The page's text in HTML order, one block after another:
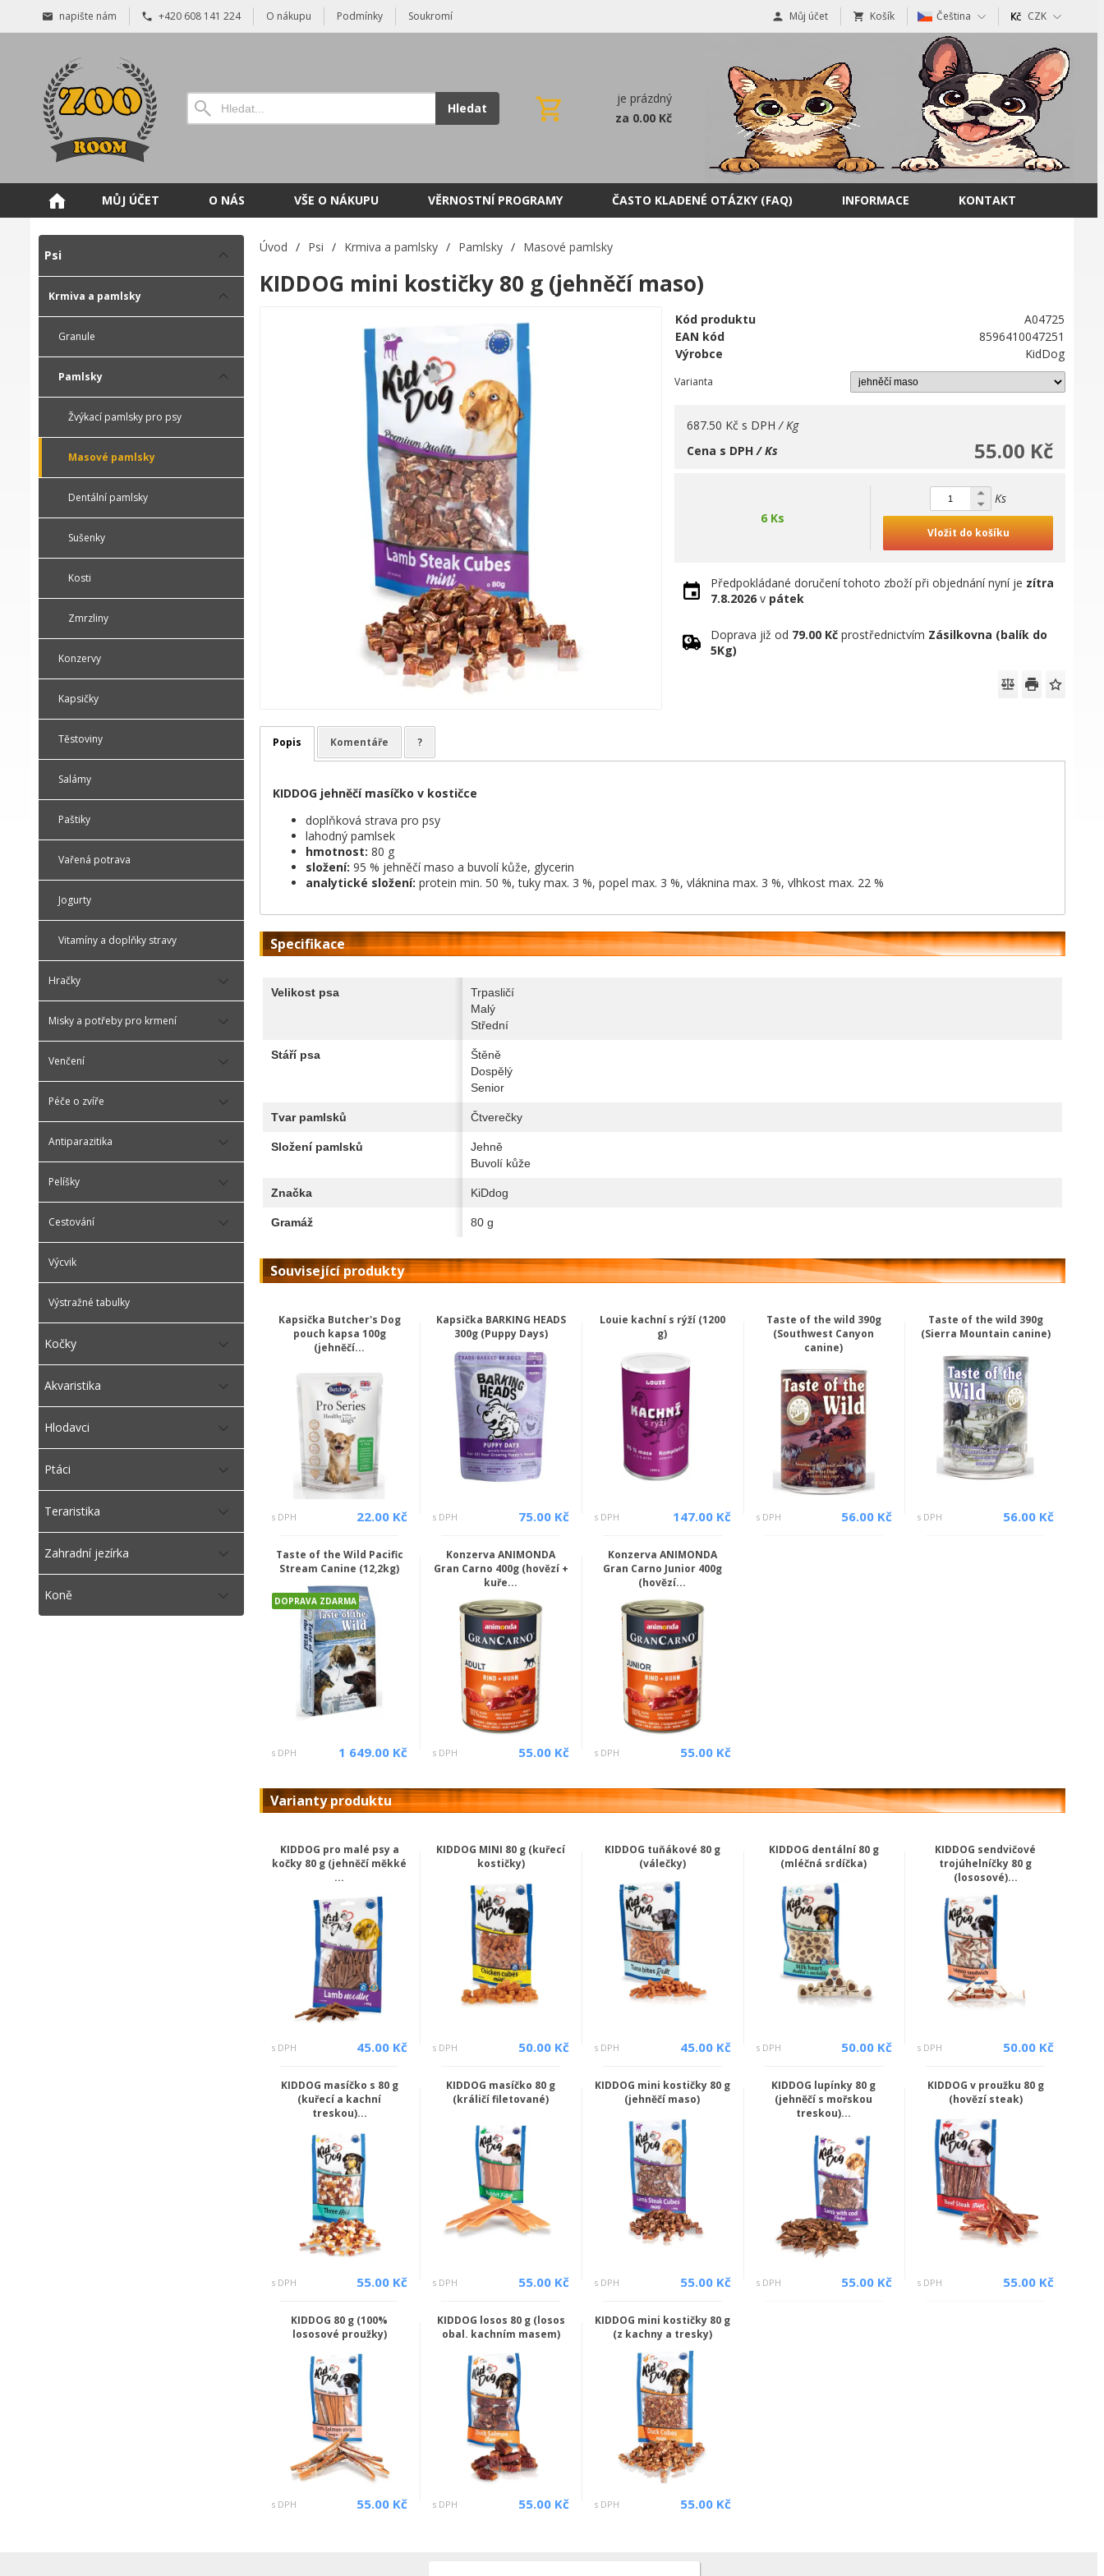
napište nám +420 608 141 224 O nákupu Podmínky Soukromí Můj účet Košík Čeština CZK
Hledat
je prázdný
za 0.00 Kč
MŮJ ÚČET O NÁS VŠE O NÁKUPU VĚRNOSTNÍ PROGRAMY ČASTO KLADENÉ OTÁZKY (FAQ) INFORMACE KONTAKT
Psi
Krmiva a pamlsky
Granule
Pamlsky
Žvýkací pamlsky pro psy
Masové pamlsky
Dentální pamlsky
Sušenky
Kosti
Zmrzliny
Konzervy
Kapsičky
Těstoviny
Salámy
Paštiky
Vařená potrava
Jogurty
Vitamíny a doplňky stravy
Hračky
Misky a potřeby pro krmení
Venčení
Péče o zvíře
Antiparazitika
Pelíšky
Cestování
Výcvik
Výstražné tabulky
Kočky
Akvaristika
Hlodavci
Ptáci
Teraristika
Zahradní jezírka
Koně
Úvod / Psi / Krmiva a pamlsky / Pamlsky / Masové pamlsky
KIDDOG mini kostičky 80 g (jehněčí maso)
Kód produktu
A04725
EAN kód
8596410047251
Výrobce
KidDog
Varianta
687.50 Kč s DPH / Kg
55.00 Kč
Cena s DPH/ Ks
6 Ks
Ks
Vložit do košíku
Předpokládané doručení tohoto zboží při objednání nyní je zítra
7.8.2026 v pátek
Doprava již od 79.00 Kč prostřednictvím Zásilkovna (balík do
5Kg)
Popis Komentáře ?
KIDDOG jehněčí masíčko v kostičce
doplňková strava pro psy
lahodný pamlsek
hmotnost: 80 g
složení: 95 % jehněčí maso a buvolí kůže, glycerin
analytické složení: protein min. 50 %, tuky max. 3 %, popel max. 3 %, vláknina max. 3 %, vlhkost max. 22 %
Specifikace
Velikost psa
Trpasličí
Malý
Střední
Stáří psa
Štěně
Dospělý
Senior
Tvar pamlsků Čtverečky
Složení pamlsků
Jehně
Buvolí kůže
Značka KiDdog
Gramáž 80 g
Související produkty
Kapsička Butcher's Dog
pouch kapsa 100g
(jehněčí...
s DPH 22.00 Kč
Kapsička BARKING HEADS
300g (Puppy Days)
s DPH 75.00 Kč
Louie kachní s rýží (1200
g)
s DPH 147.00 Kč
Taste of the wild 390g
(Southwest Canyon
canine)
s DPH 56.00 Kč
Taste of the wild 390g
(Sierra Mountain canine)
s DPH 56.00 Kč
Taste of the Wild Pacific
Stream Canine (12,2kg)
DOPRAVA ZDARMA
s DPH 1 649.00 Kč
Konzerva ANIMONDA
Gran Carno 400g (hovězí +
kuře...
s DPH 55.00 Kč
Konzerva ANIMONDA
Gran Carno Junior 400g
(hovězí...
s DPH 55.00 Kč
Varianty produktu
KIDDOG pro malé psy a
kočky 80 g (jehněčí měkké
...
s DPH 45.00 Kč
KIDDOG MINI 80 g (kuřecí
kostičky)
s DPH 50.00 Kč
KIDDOG tuňákové 80 g
(válečky)
s DPH 45.00 Kč
KIDDOG dentální 80 g
(mléčná srdíčka)
s DPH 50.00 Kč
KIDDOG sendvičové
trojúhelníčky 80 g
(lososové)...
s DPH 50.00 Kč
KIDDOG masíčko s 80 g
(kuřecí a kachní
treskou)...
s DPH 55.00 Kč
KIDDOG masíčko 80 g
(králičí filetované)
s DPH 55.00 Kč
KIDDOG mini kostičky 80 g
(jehněčí maso)
s DPH 55.00 Kč
KIDDOG lupínky 80 g
(jehněčí s mořskou
treskou)...
s DPH 55.00 Kč
KIDDOG v proužku 80 g
(hovězí steak)
s DPH 55.00 Kč
KIDDOG 80 g (100%
lososové proužky)
s DPH 55.00 Kč
KIDDOG losos 80 g (losos
obal. kachním masem)
s DPH 55.00 Kč
KIDDOG mini kostičky 80 g
(z kachny a tresky)
s DPH 55.00 Kč